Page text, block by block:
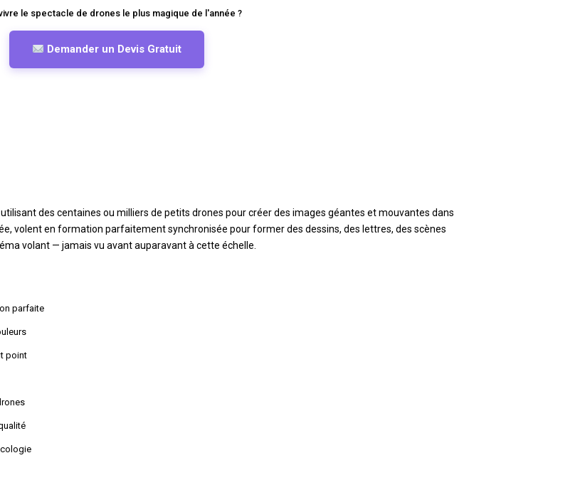
le spectacle de drones le plus magique de l'année ?
Demander un Devis Gratuit
des centaines ou milliers de petits drones pour créer des images géantes et mouvantes dans
volent en formation parfaitement synchronisée pour former des dessins, des lettres, des scènes
volant — jamais vu avant auparavant à cette échelle.
parfaite
point